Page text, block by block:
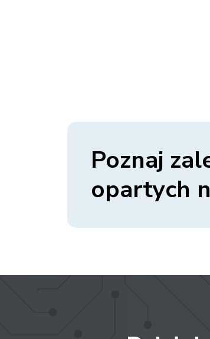
Poznaj
opartych